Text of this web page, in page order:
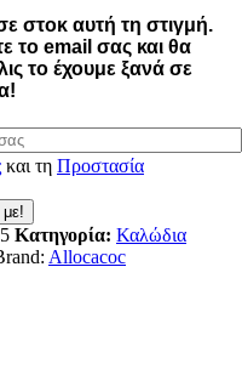
στοκ αυτή τη στιγμή.
το email σας και θα
το έχουμε ξανά σε
και τη Προστασία
Κατηγορία: Καλώδια
Allocacoc